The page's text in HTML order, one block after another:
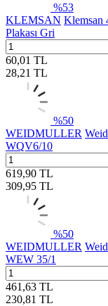
%53
KLEMSAN Klemsan
Plakası Gri
60,01 TL
28,21 TL
%50
WEIDMULLER
WQV6/10
619,90 TL
309,95 TL
%50
WEIDMULLER
WEW 35/1
461,63 TL
230,81 TL